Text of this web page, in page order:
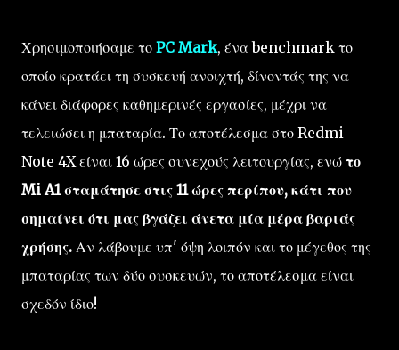
Χρησιμοποιήσαμε το PC Mark, ένα benchmark το
οποίο κρατάει τη συσκευή ανοιχτή, δίνοντάς της να
κάνει διάφορες καθημερινές εργασίες, μέχρι να
τελειώσει η μπαταρία. Το αποτέλεσμα στο Redmi
Note 4X είναι 16 ώρες συνεχούς λειτουργίας, ενώ το
Mi A1 σταμάτησε στις 11 ώρες περίπου, κάτι που
σημαίνει ότι μας βγάζει άνετα μία μέρα βαριάς
χρήσης. Αν λάβουμε υπ' όψη λοιπόν και το μέγεθος της
μπαταρίας των δύο συσκευών, το αποτέλεσμα είναι
σχεδόν ίδιο!